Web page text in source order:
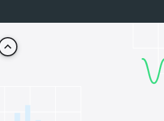
keyboard_arrow_up